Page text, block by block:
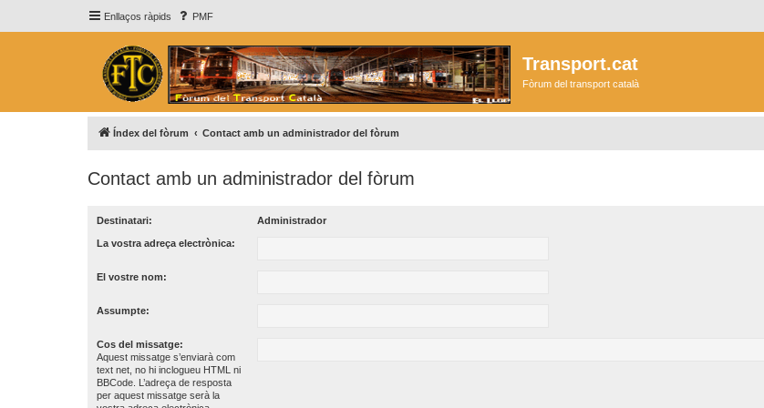
Enllaços ràpids PMF
Transport.cat
Fòrum del transport català
Índex del fòrum Contact amb un administrador del fòrum
Contact amb un administrador del fòrum
Destinatari: Administrador
La vostra adreça electrònica:
El vostre nom:
Assumpte:
Cos del missatge:
Aquest missatge s’enviarà com
text net, no hi inclogueu HTML ni
BBCode. L’adreça de resposta
per aquest missatge serà la